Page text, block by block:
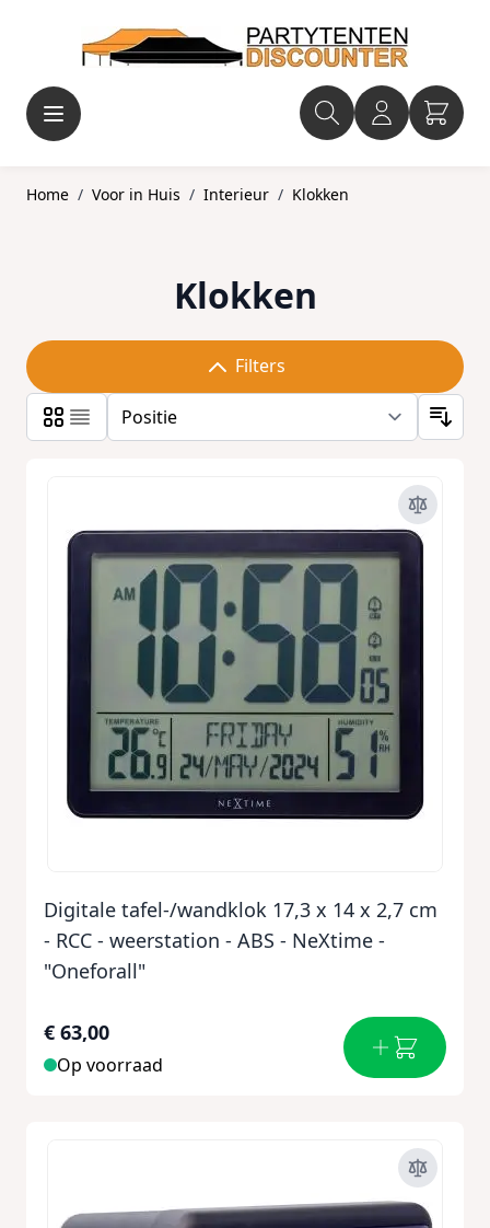
Home / Voor in Huis / Interieur / Klokken
Klokken
Filters
Digitale tafel-/wandklok 17,3 x 14 x 2,7 cm
- RCC - weerstation - ABS - NeXtime -
"Oneforall"
€ 63,00
Op voorraad